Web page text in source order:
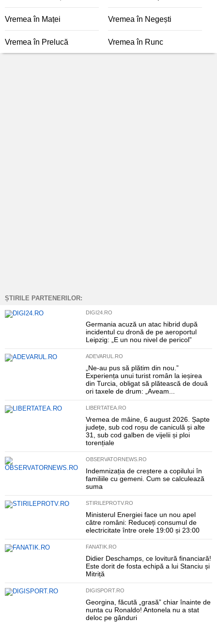
Vremea în Maței Vremea în Negești
Vremea în Prelucă Vremea în Runc
ȘTIRILE PARTENERILOR:
DIGI24.RO
Germania acuză un atac hibrid după
incidentul cu dronă de pe aeroportul
Leipzig: „E un nou nivel de pericol”
ADEVARUL.RO
„Ne-au pus să plătim din nou.”
Experiența unui turist român la ieșirea
din Turcia, obligat să plătească de două
ori taxele de drum: „Aveam...
LIBERTATEA.RO
Vremea de mâine, 6 august 2026. Șapte
județe, sub cod roșu de caniculă și alte
31, sub cod galben de vijelii și ploi
torențiale
OBSERVATORNEWS.RO
Indemnizația de creștere a copilului în
familiile cu gemeni. Cum se calculează
suma
STIRILEPROTV.RO
Ministerul Energiei face un nou apel
către români: Reduceți consumul de
electricitate între orele 19:00 și 23:00
FANATIK.RO
Didier Deschamps, ce lovitură financiară!
Este dorit de fosta echipă a lui Stanciu și
Mitriță
DIGISPORT.RO
Georgina, făcută „grasă” chiar înainte de
nunta cu Ronaldo! Antonela nu a stat
deloc pe gânduri